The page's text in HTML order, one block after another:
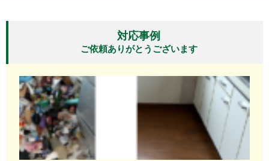
対応事例
ご依頼ありがとうございます